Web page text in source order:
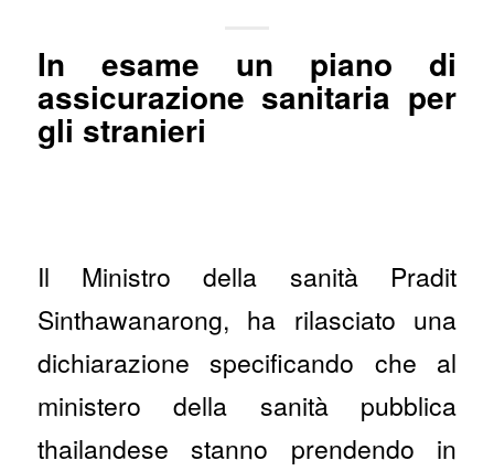
In esame un piano di
assicurazione sanitaria per
gli stranieri
Il Ministro della sanità Pradit
Sinthawanarong, ha rilasciato una
dichiarazione specificando che al
ministero della sanità pubblica
thailandese stanno prendendo in